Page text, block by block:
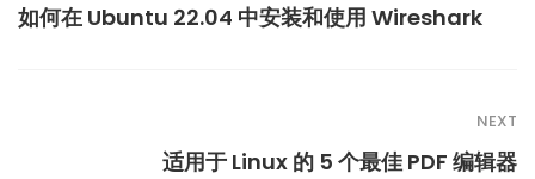
如何在 Ubuntu 22.04 中安装和使用 Wireshark
NEXT
适用于 Linux 的 5 个最佳 PDF 编辑器